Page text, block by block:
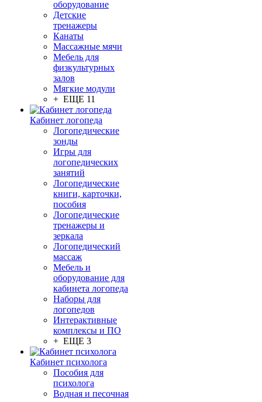
оборудование
Детские
тренажеры
Канаты
Массажные мячи
Мебель для
физкультурных
залов
Мягкие модули
+ ЕЩЕ 11
Кабинет логопеда
Логопедические
зонды
Игры для
логопедических
занятий
Логопедические
книги, карточки,
пособия
Логопедические
тренажеры и
зеркала
Логопедический
массаж
Мебель и
оборудование для
кабинета логопеда
Наборы для
логопедов
Интерактивные
комплексы и ПО
+ ЕЩЕ 3
Кабинет психолога
Пособия для
психолога
Водная и песочная